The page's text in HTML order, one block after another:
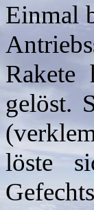
Einmal
Rakete
gelöst.
löste